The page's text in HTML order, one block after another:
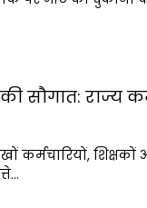
सौगात: राज्य
कर्मचारियों,